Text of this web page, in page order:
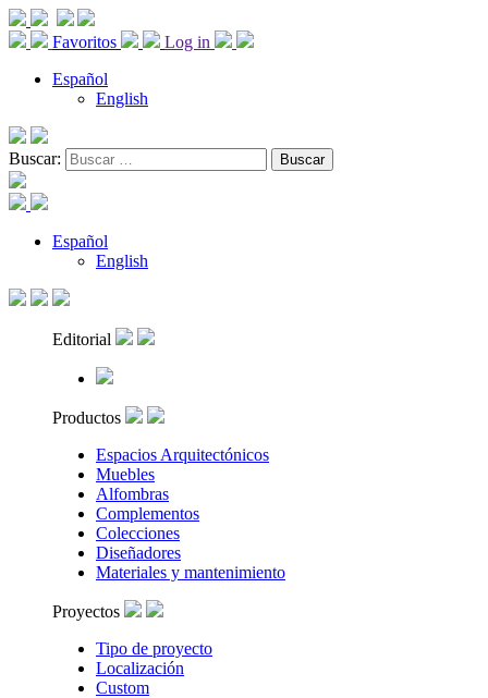
Favoritos
Log in
Español
English
Buscar:
Español
English
Editorial
Productos
Espacios Arquitectónicos
Muebles
Alfombras
Complementos
Colecciones
Diseñadores
Materiales y mantenimiento
Proyectos
Tipo de proyecto
Localización
Custom